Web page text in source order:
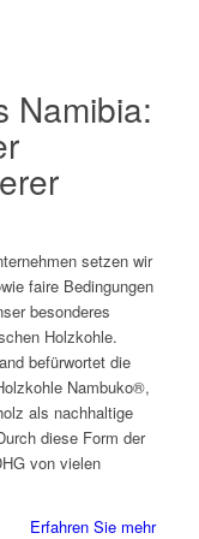
Namibia:
setzen wir
faire Bedingungen
besonderes
Holzkohle.
befürwortet die
Nambuko®,
als nachhaltige
diese Form der
von vielen
Erfahren Sie mehr